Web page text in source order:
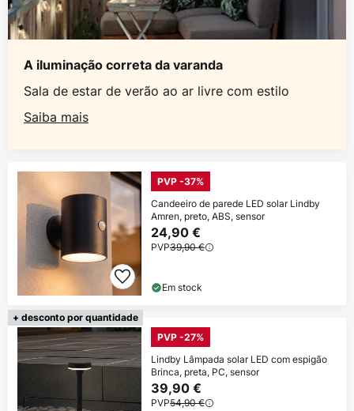
A iluminação correta da varanda
Sala de estar de verão ao ar livre com estilo
Saiba mais
PVP -37%
Candeeiro de parede LED solar Lindby
Amren, preto, ABS, sensor
24,90 €
PVP39,90 €
Em stock
+ desconto por quantidade
PVP -27%
Lindby Lâmpada solar LED com espigão
Brinca, preta, PC, sensor
39,90 €
PVP54,90 €